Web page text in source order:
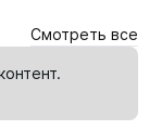
Смотреть все